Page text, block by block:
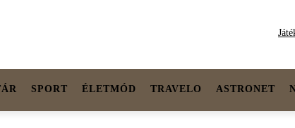
SPORT ÉLETMÓD TRAVELO ASTRONET